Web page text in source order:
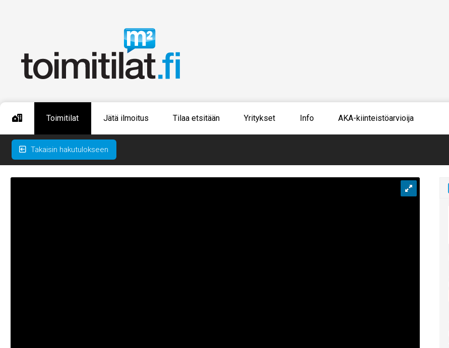
Toimitilat Jätä ilmoitus Tilaa etsitään Yritykset Info AKA-kiinteistöarvioija
Takaisin hakutulokseen